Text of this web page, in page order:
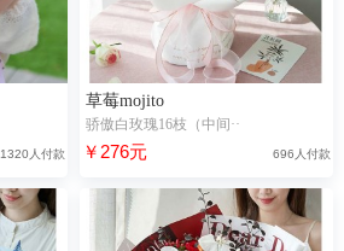
1320人付款
草莓mojito
骄傲白玫瑰16枝（中间··
￥276元 696人付款